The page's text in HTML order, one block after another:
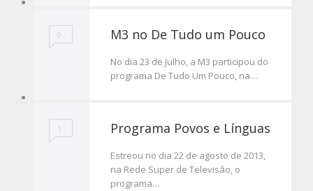
0 M3 no De Tudo um Pouco
No dia 23 de Julho, a M3 participou do
programa De Tudo Um Pouco, na…
1 Programa Povos e Línguas
Estreou no dia 22 de agosto de 2013,
na Rede Super de Televisão, o
programa…